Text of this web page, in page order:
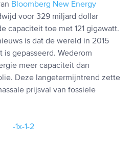
Bloomberg New Energy
voor 329 miljard dollar
capaciteit toe met 121 gigawatt.
is dat de wereld in 2015
gepasseerd. Wederom
meer capaciteit dan
Deze langetermijntrend zette
prijsval van fossiele